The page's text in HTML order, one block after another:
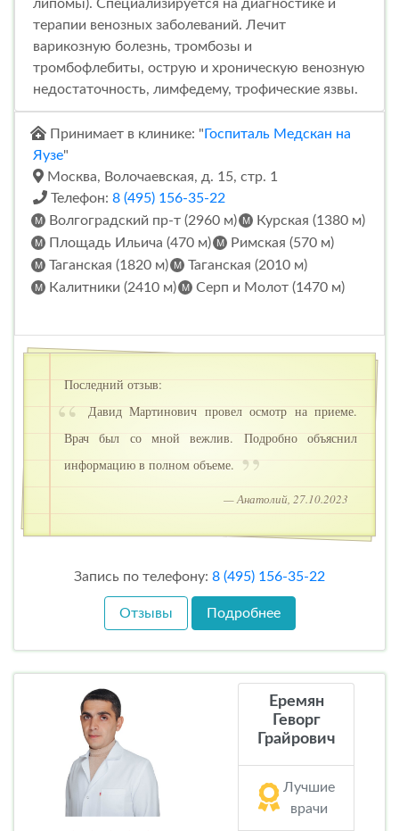
липомы). Специализируется на диагностике и
терапии венозных заболеваний. Лечит
варикозную болезнь, тромбозы и
тромбофлебиты, острую и хроническую венозную
недостаточность, лимфедему, трофические язвы.
Принимает в клинике: " Госпиталь Медскан на
Яузе"
Москва, Волочаевская, д. 15, стр. 1
Телефон: 8 (495) 156-35-22
Волгоградский пр-т (2960 м)
Курская (1380 м)
Площадь Ильича (470 м)
Римская (570 м)
Таганская (1820 м)
Таганская (2010 м)
Калитники (2410 м)
Серп и Молот (1470 м)
Последний отзыв:
Давид Мартинович провел осмотр на приеме.
Врач был со мной вежлив. Подробно объяснил
информацию в полном объеме.
— Анатолий, 27.10.2023
Запись по телефону: 8 (495) 156-35-22
Отзывы Подробнее
Еремян
Геворг
Грайрович
Лучшие
врачи